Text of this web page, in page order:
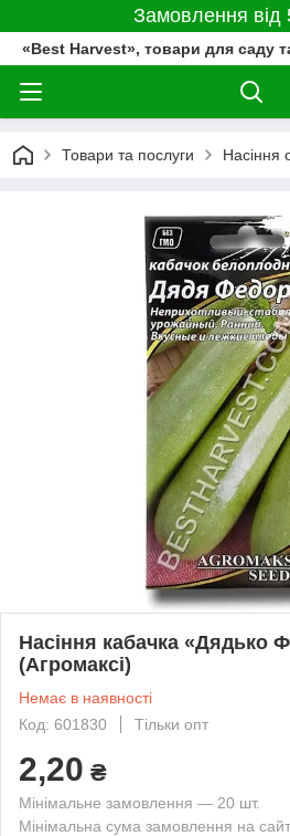
Замовлення від
«Best Harvest», товари для саду
Товари та послуги Насіння
Насіння кабачка «Дядько
(Агромаксі)
Немає в наявності
Код: 601830
Тільки опт
2,20 ₴
Мінімальне замовлення — 20 шт.
Мінімальна сума замовлення на